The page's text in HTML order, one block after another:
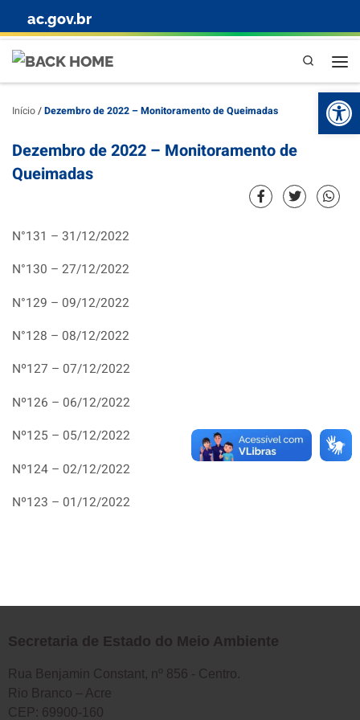
Skip to content
ac.gov.br
Pesquisa
Início/Dezembro de 2022 – Monitoramento de Queimadas
Dezembro de 2022 – Monitoramento de
Queimadas
N°131 – 31/12/2022
N°130 – 27/12/2022
N°129 – 09/12/2022
N°128 – 08/12/2022
Nº127 – 07/12/2022
Nº126 – 06/12/2022
Nº125 – 05/12/2022
Nº124 – 02/12/2022
Nº123 – 01/12/2022
Secretaria de Estado do Meio Ambiente
Rua Benjamin Constant, nº 856 - Centro.
Rio Branco – Acre
CEP: 69900-160